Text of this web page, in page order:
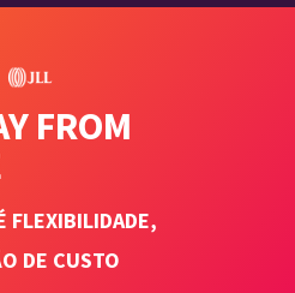
FROM
FLEXIBILIDADE,
DE CUSTO